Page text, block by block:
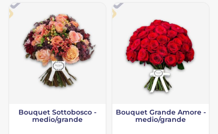
Bouquet Sottobosco -
medio/grande
Bouquet Grande Amore -
medio/grande